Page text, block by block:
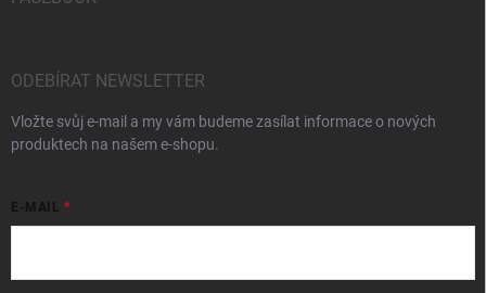
ODEBÍRAT NEWSLETTER
Vložte svůj e-mail a my vám budeme zasílat informace o nových
produktech na našem e-shopu.
E-MAIL